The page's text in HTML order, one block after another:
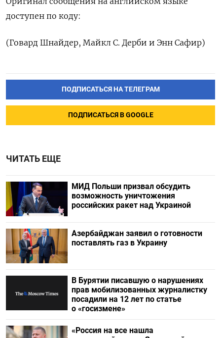
доступен по ‌коду:
(Говард Шнайдер, Майкл С. Дерби и Энн Сафир)
ПОДПИСАТЬСЯ НА ТЕЛЕГРАМ
ПОДПИСАТЬСЯ В GOOGLE
ЧИТАТЬ ЕЩЕ
МИД Польши призвал обсудить
возможность уничтожения
российских ракет над Украиной
Азербайджан заявил о готовности
поставлять газ в Украину
В Бурятии писавшую о нарушениях
прав мобилизованных журналистку
посадили на 12 лет по статье
о «госизмене»
«Россия на все нашла